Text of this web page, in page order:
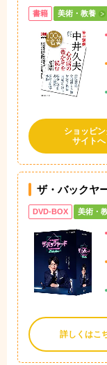
書籍 美術・教養
ショッピ
サイトへ
ザ・バックヤ
DVD-BOX 美術・
詳しくはこ